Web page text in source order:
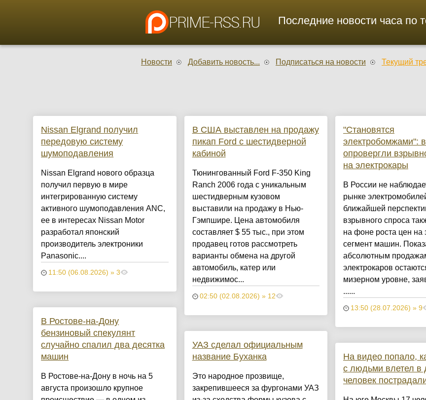
Последние новости часа по
Новости Добавить новость... Подписаться на новости Текущий
Nissan Elgrand получил
передовую систему
шумоподавления
Nissan Elgrand нового образца
получил первую в мире
интегрированную систему
активного шумоподавления ANC,
ее в интересах Nissan Motor
разработал японский
производитель электроники
Panasonic....
11:50 (06.08.2026) » 3
В Ростове-на-Дону
бензиновый спекулянт
случайно спалил два десятка
машин
В Ростове-на-Дону в ночь на 5
августа произошло крупное
В США выставлен на продажу
пикап Ford с шестидверной
кабиной
Тюнингованный Ford F-350 King
Ranch 2006 года с уникальным
шестидверным кузовом
выставили на продажу в Нью-
Гэмпшире. Цена автомобиля
составляет $ 55 тыс., при этом
продавец готов рассмотреть
варианты обмена на другой
автомобиль, катер или
недвижимос...
02:50 (02.08.2026) » 12
УАЗ сделал официальным
название Буханка
Это народное прозвище,
закрепившееся за фургонами УАЗ
"Становятся
электробомжами":
опровергли
на электрокары
В России не
рынке
ближайшей
взрывного спроса
на фоне роста цен на
сегмент машин.
абсолютным
электрокаров
мизерном уровне,
......
13:50 (28.07.2026) » 9
На видео попало,
с людьми влетел в
человек